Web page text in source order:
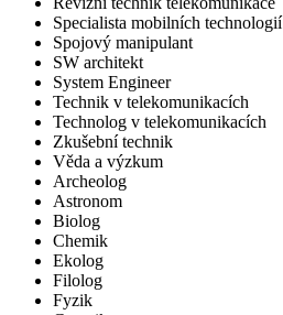
Specialista mobilních technologií
Spojový manipulant
SW architekt
System Engineer
Technik v telekomunikacích
Technolog v telekomunikacích
Zkušební technik
Věda a výzkum
Archeolog
Astronom
Biolog
Chemik
Ekolog
Filolog
Fyzik